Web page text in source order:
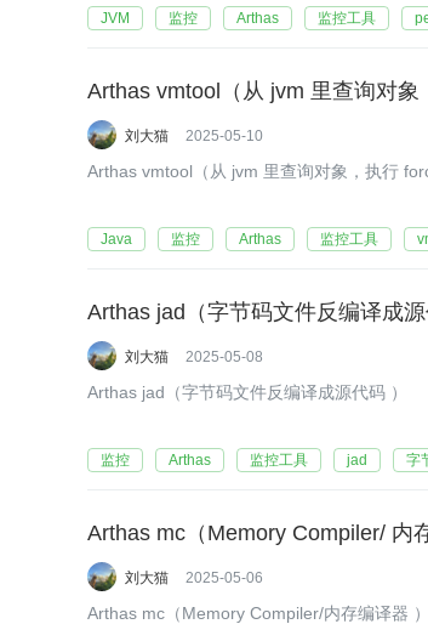
JVM 监控 Arthas 监控工具
Arthas vmtool（从 jvm 里查询对象
刘大猫 2025-05-10
Arthas vmtool（从 jvm 里查询对象，执行
Java 监控 Arthas 监控工具
Arthas jad（字节码文件反编译成源
刘大猫 2025-05-08
Arthas jad（字节码文件反编译成源代码 ）
监控 Arthas 监控工具 jad 字
Arthas mc（Memory Compiler/ 内
刘大猫 2025-05-06
Arthas mc（Memory Compiler/内存编译器 ）